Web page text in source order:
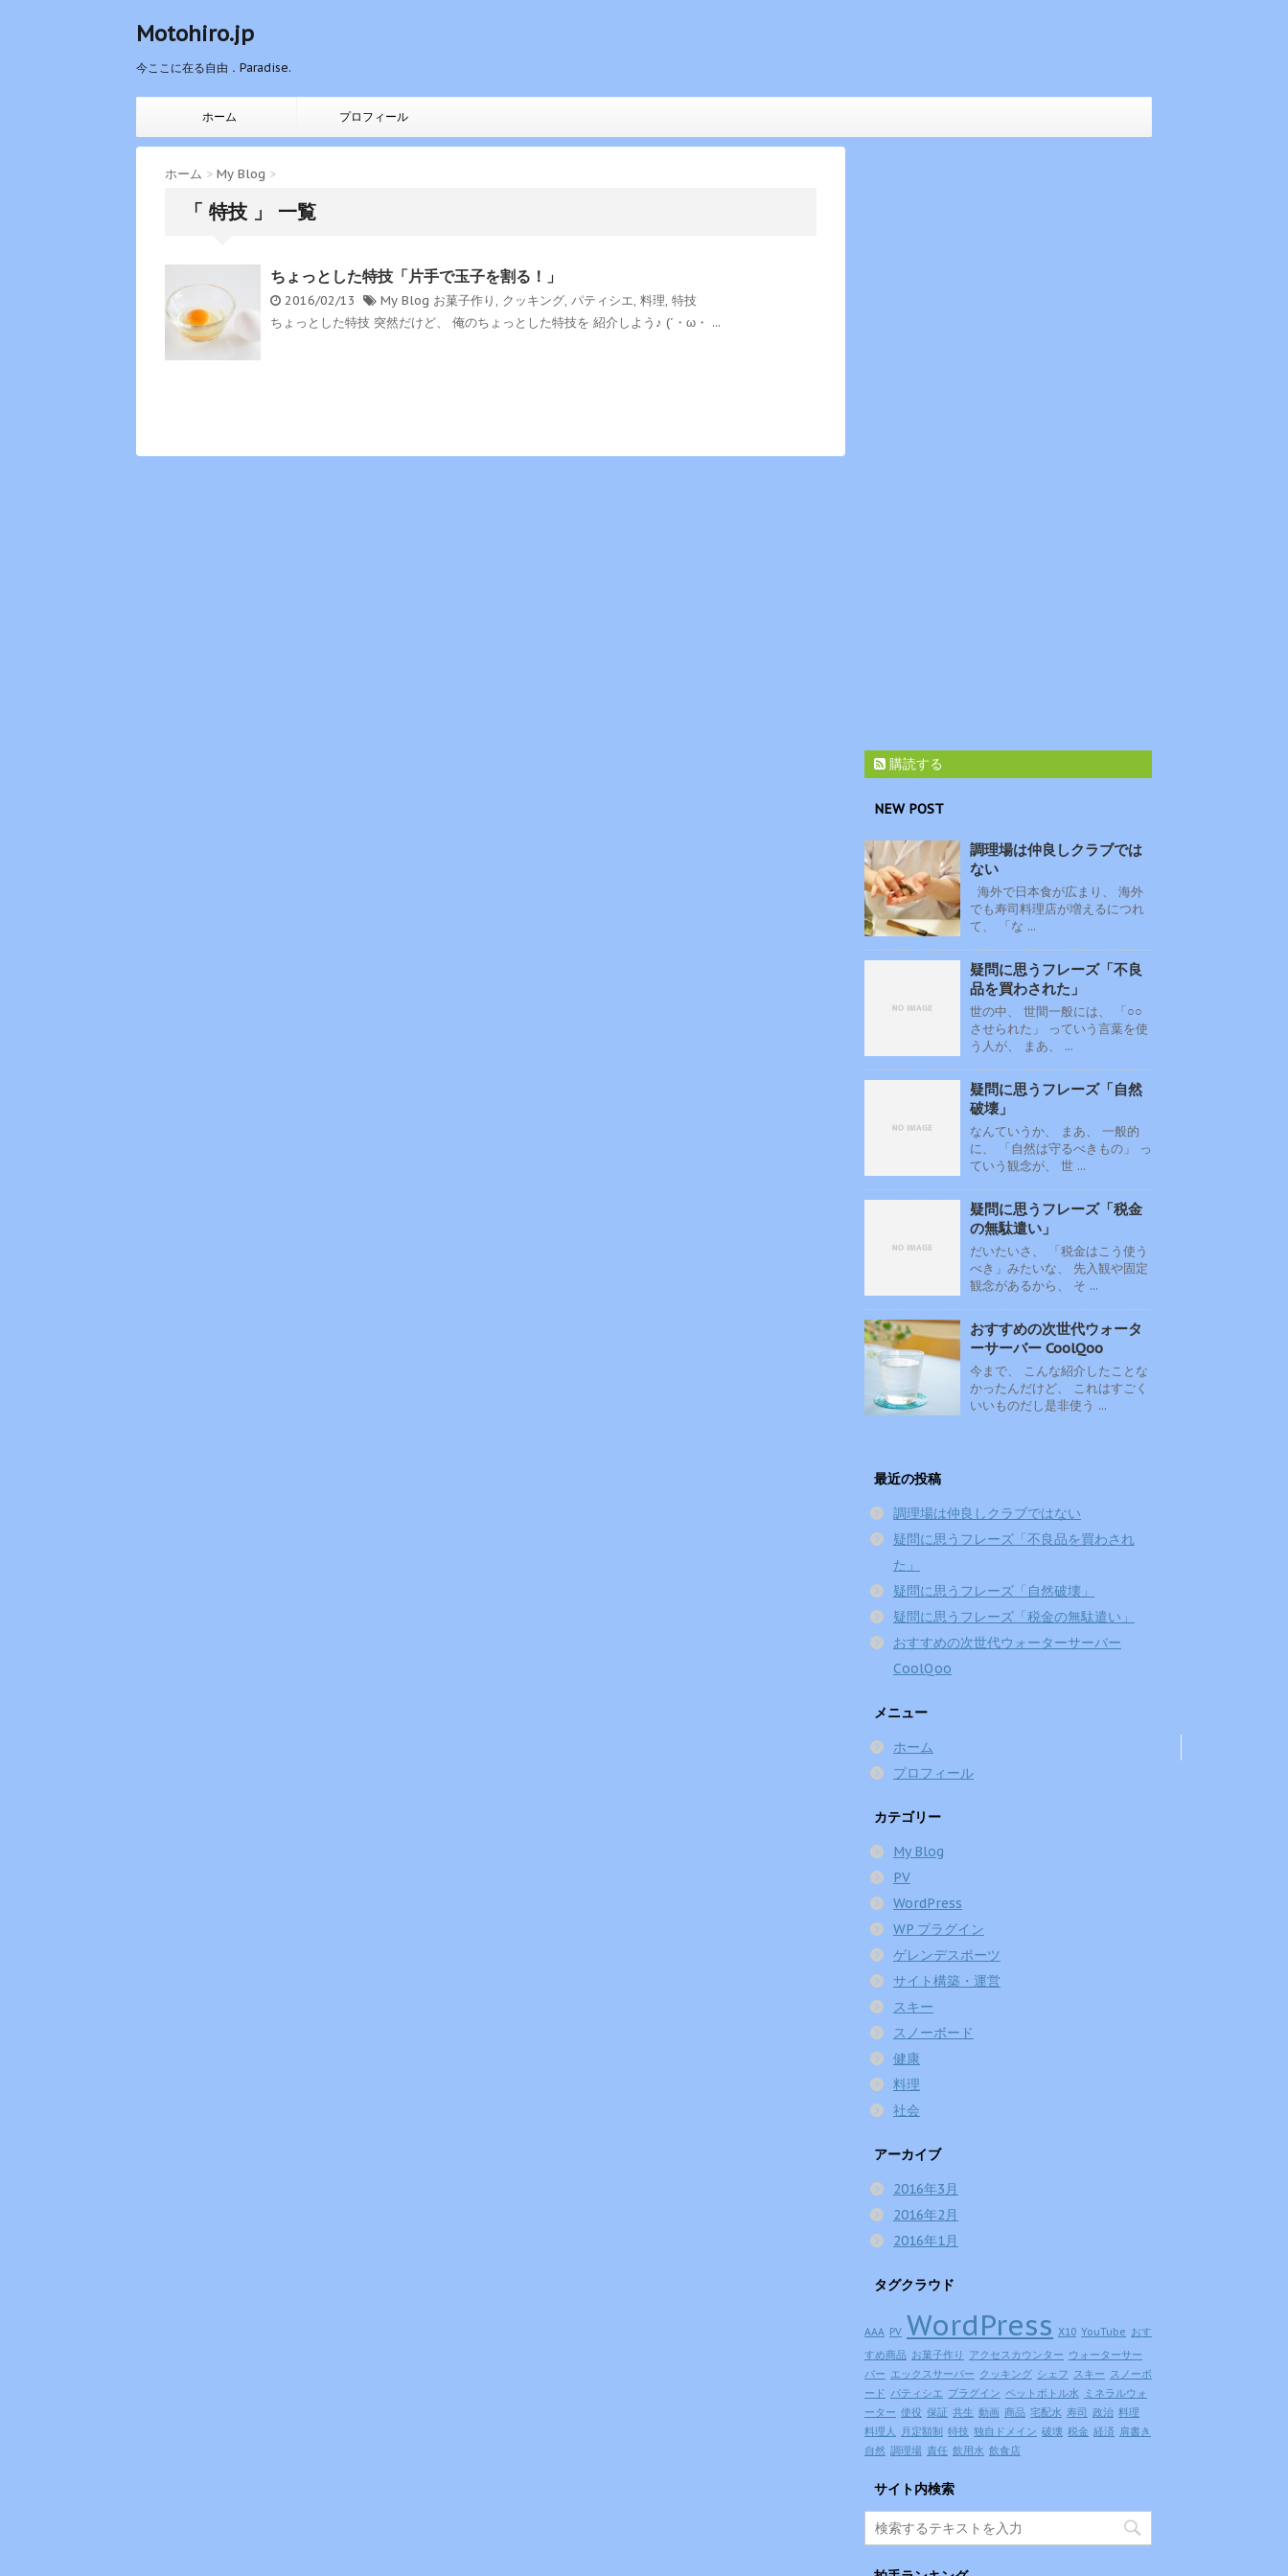
Motohiro.jp
今ここに在る自由．Paradise.
ホーム プロフィール
ホーム > My Blog >
「 特技 」 一覧
ちょっとした特技「片手で玉子を割る！」
2016/02/13 My Blog お菓子作り , クッキング, パティシエ, 料理, 特技
ちょっとした特技 突然だけど、 俺のちょっとした特技を 紹介しよう♪ (´・ω・ ...
購読する
NEW POST
調理場は仲良しクラブでは
ない
海外で日本食が広まり、 海外
でも寿司料理店が増えるにつれ
て、 「な ...
疑問に思うフレーズ「不良
品を買わされた」
世の中、 世間一般には、 「○○
させられた」 っていう言葉を使
う人が、 まあ、 ...
疑問に思うフレーズ「自然
破壊」
なんていうか、 まあ、 一般的
に、 「自然は守るべきもの」 っ
ていう観念が、 世 ...
疑問に思うフレーズ「税金
の無駄遣い」
だいたいさ、 「税金はこう使う
べき」みたいな、 先入観や固定
観念があるから、 そ ...
おすすめの次世代ウォータ
ーサーバー CoolQoo
今まで、 こんな紹介したことな
かったんだけど、 これはすごく
いいものだし是非使う ...
最近の投稿
調理場は仲良しクラブではない
疑問に思うフレーズ「不良品を買わされ
た」
疑問に思うフレーズ「自然破壊」
疑問に思うフレーズ「税金の無駄遣い」
おすすめの次世代ウォーターサーバー
CoolQoo
メニュー
ホーム
プロフィール
カテゴリー
My Blog
PV
WordPress
WP プラグイン
ゲレンデスポーツ
サイト構築・運営
スキー
スノーボード
健康
料理
社会
アーカイブ
2016年3月
2016年2月
2016年1月
タグクラウド
AAA PV WordPress X10 YouTube おす
すめ商品 お菓子作り アクセスカウンター ウォーターサー
バー エックスサーバー クッキング シェフ スキー スノーボ
ード パティシエ プラグイン ペットボトル水
ミネラルウォ
ーター 使役 保証 共生 動画 商品 宅配水 寿司 政治 料理
料理人
月定額制 特技 独自ドメイン 破壊 税金 経済 肩書き
自然 調理場 責任 飲用水 飲食店
サイト内検索